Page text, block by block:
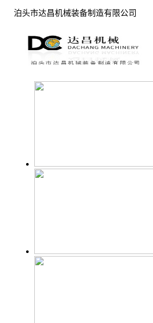
泊头市达昌机械装备制造有限公司